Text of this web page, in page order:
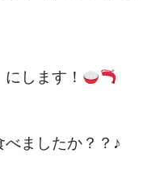
します！
ましたか？？♪